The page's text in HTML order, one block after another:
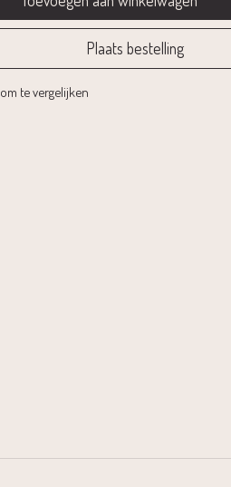
Plaats bestelling
te vergelijken